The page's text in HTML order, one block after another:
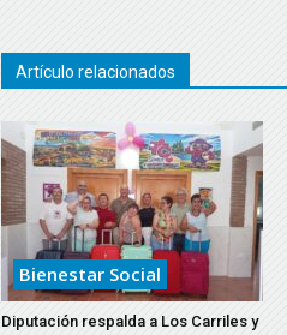
Artículo relacionados
Bienestar Social
Diputación respalda a Los Carriles y